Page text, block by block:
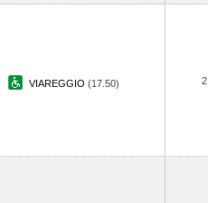
VIAREGGIO (17.50) 2